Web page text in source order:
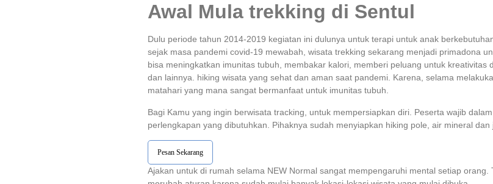
Awal Mula trekking di Sentul
Dulu periode tahun 2014-2019 kegiatan ini dulunya untuk terapi untuk anak
sejak masa pandemi covid-19 mewabah, wisata trekking sekarang menjadi primadona
bisa meningkatkan imunitas tubuh, membakar kalori, memberi peluang untuk kreativitas
dan lainnya. hiking wisata yang sehat dan aman saat pandemi. Karena, selama
matahari yang mana sangat bermanfaat untuk imunitas tubuh.
Bagi Kamu yang ingin berwisata tracking, untuk mempersiapkan diri. Peserta wajib
perlengkapan yang dibutuhkan. Pihaknya sudah menyiapkan hiking pole, air mineral dan
Pesan Sekarang
Ajakan untuk di rumah selama NEW Normal sangat mempengaruhi mental setiap